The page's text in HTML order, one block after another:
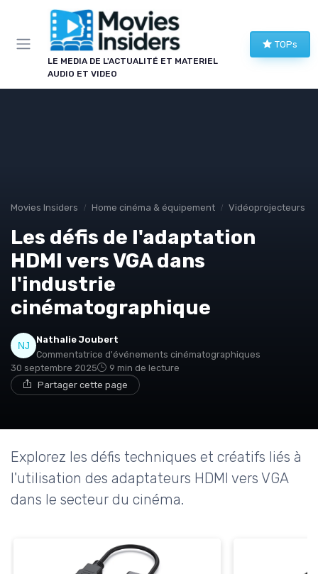
LE MEDIA DE L'ACTUALITÉ ET MATERIEL
AUDIO ET VIDEO
TOPs
Movies Insiders Home cinéma & équipement Vidéoprojecteurs
Les défis de l'adaptation
HDMI vers VGA dans
l'industrie
cinématographique
Nathalie Joubert
Commentatrice d'événements cinématographiques
30 septembre 2025
9 min de lecture
Partager cette page
Explorez les défis techniques et créatifs liés à
l'utilisation des adaptateurs HDMI vers VGA
dans le secteur du cinéma.
Panneau de gestion des cookies